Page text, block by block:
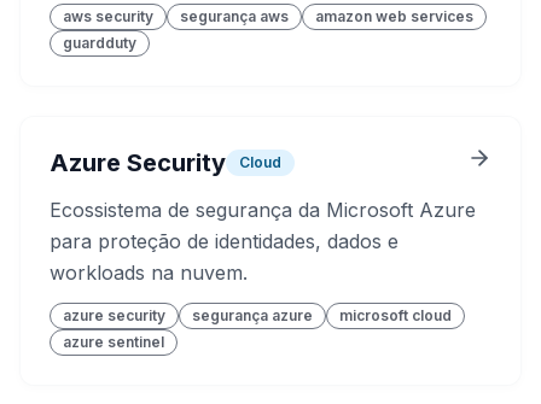
aws security segurança aws
amazon web services
guardduty
Azure Security Cloud
Ecossistema de segurança da Microsoft Azure
para proteção de identidades, dados e
workloads na nuvem.
azure security segurança azure
microsoft cloud
azure sentinel